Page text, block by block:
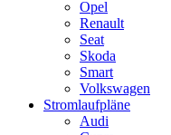
Opel
Renault
Seat
Skoda
Smart
Volkswagen
Stromlaufpläne
Audi